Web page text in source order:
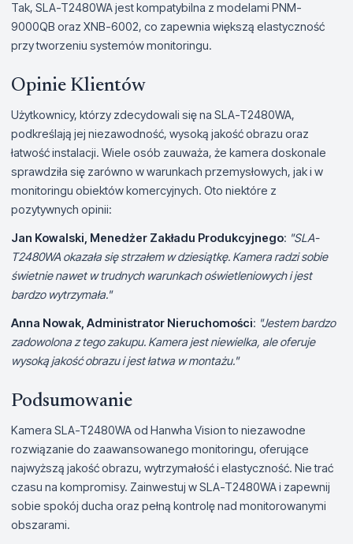
Tak, SLA-T2480WA jest kompatybilna z modelami PNM-
9000QB oraz XNB-6002, co zapewnia większą elastyczność
przy tworzeniu systemów monitoringu.
Opinie Klientów
Użytkownicy, którzy zdecydowali się na SLA-T2480WA,
podkreślają jej niezawodność, wysoką jakość obrazu oraz
łatwość instalacji. Wiele osób zauważa, że kamera doskonale
sprawdziła się zarówno w warunkach przemysłowych, jak i w
monitoringu obiektów komercyjnych. Oto niektóre z
pozytywnych opinii:
Jan Kowalski, Menedżer Zakładu Produkcyjnego: "SLA-
T2480WA okazała się strzałem w dziesiątkę. Kamera radzi sobie
świetnie nawet w trudnych warunkach oświetleniowych i jest
bardzo wytrzymała."
Anna Nowak, Administrator Nieruchomości: "Jestem bardzo
zadowolona z tego zakupu. Kamera jest niewielka, ale oferuje
wysoką jakość obrazu i jest łatwa w montażu."
Podsumowanie
Kamera SLA-T2480WA od Hanwha Vision to niezawodne
rozwiązanie do zaawansowanego monitoringu, oferujące
najwyższą jakość obrazu, wytrzymałość i elastyczność. Nie trać
czasu na kompromisy. Zainwestuj w SLA-T2480WA i zapewnij
sobie spokój ducha oraz pełną kontrolę nad monitorowanymi
obszarami.